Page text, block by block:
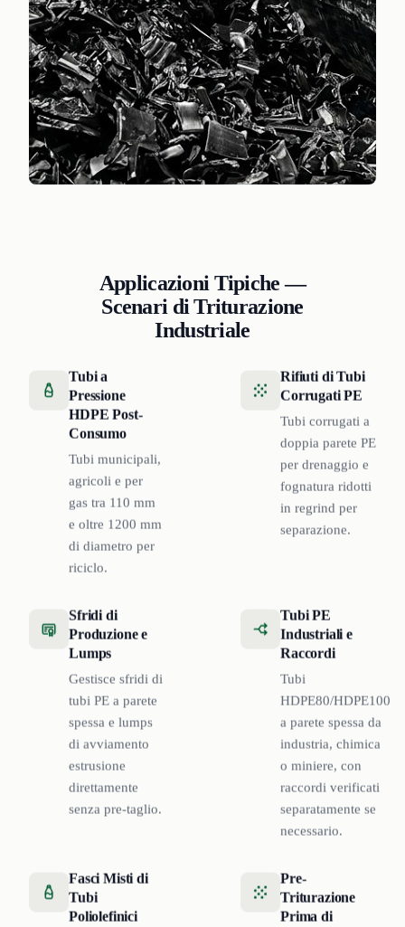
Applicazioni Tipiche —
Scenari di Triturazione
Industriale
Tubi a
Pressione
HDPE Post-
Consumo
Tubi municipali,
agricoli e per
gas tra 110 mm
e oltre 1200 mm
di diametro per
riciclo.
Rifiuti di Tubi
Corrugati PE
Tubi corrugati a
doppia parete PE
per drenaggio e
fognatura ridotti
in regrind per
separazione.
Sfridi di
Produzione e
Lumps
Gestisce sfridi di
tubi PE a parete
spessa e lumps
di avviamento
estrusione
direttamente
senza pre-taglio.
Tubi PE
Industriali e
Raccordi
Tubi
HDPE80/HDPE100
a parete spessa da
industria, chimica
o miniere, con
raccordi verificati
separatamente se
necessario.
Fasci Misti di
Tubi
Poliolefinici
Pre-
Triturazione
Prima di